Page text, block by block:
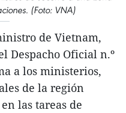
(Foto: VNA)
de Vietnam,
Despacho Oficial n.º
a los ministerios,
de la región
las tareas de